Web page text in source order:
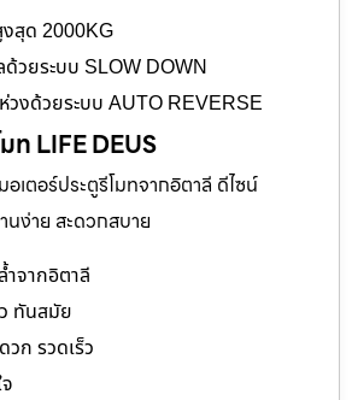
สุด 2000KG
วยระบบ SLOW DOWN
งด้วยระบบ AUTO REVERSE
ท LIFE DEUS
เตอร์ประตูรีโมทจากอิตาลี ดีไซน์
นง่าย สะดวกสบาย
ำจากอิตาลี
ทันสมัย
วก รวดเร็ว